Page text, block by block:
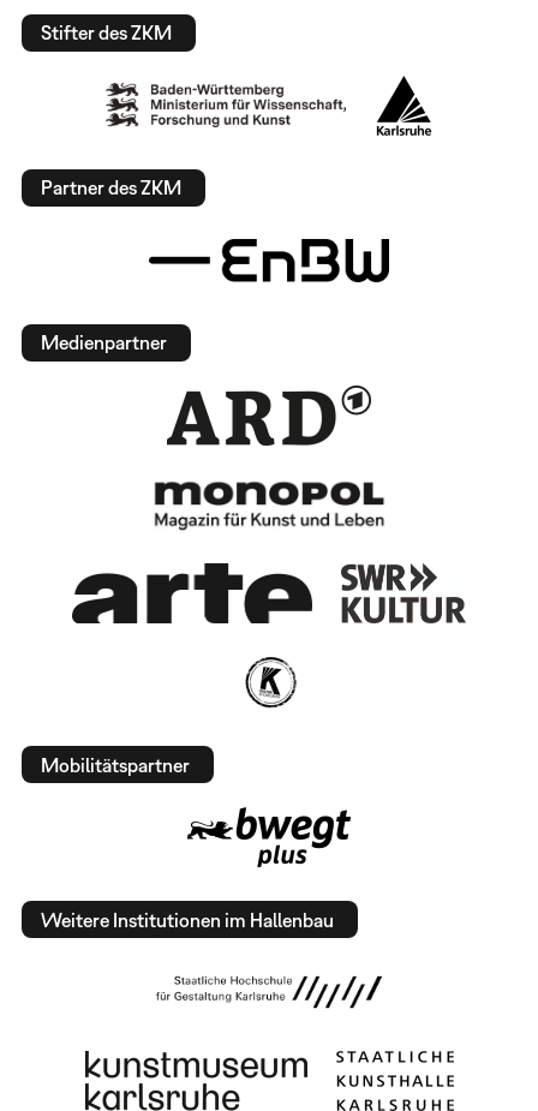
Stifter des ZKM
Partner des ZKM
Medienpartner
Mobilitätspartner
Weitere Institutionen im Hallenbau